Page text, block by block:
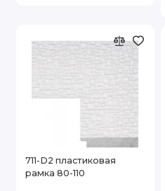
711-D2 пластиковая
рамка 80-110